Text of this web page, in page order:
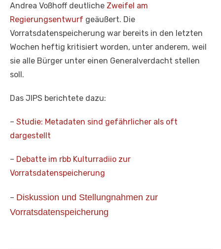
Andrea Voßhoff deutliche Zweifel am
Regierungsentwurf geäußert. Die
Vorratsdatenspeicherung war bereits in den letzten
Wochen heftig kritisiert worden, unter anderem, weil
sie alle Bürger unter einen Generalverdacht stellen
soll.
Das JIPS berichtete dazu:
– Studie: Metadaten sind gefährlicher als oft
dargestellt
– Debatte im rbb Kulturradiio zur
Vorratsdatenspeicherung
– Diskussion und Stellungnahmen zur
Vorratsdatenspeicherung